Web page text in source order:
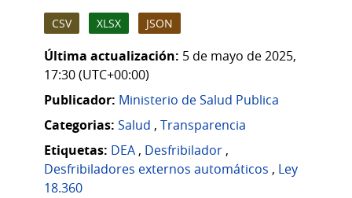
CSV XLSX JSON
Última actualización: 5 de mayo de 2025,
17:30 (UTC+00:00)
Publicador: Ministerio de Salud Publica
Categorias: Salud , Transparencia
Etiquetas: DEA , Desfribilador ,
Desfribiladores externos automáticos , Ley
18.360